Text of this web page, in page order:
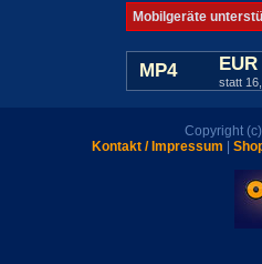
Mobilgeräte
MP4
statt
Copyright
Kontakt / Impressum